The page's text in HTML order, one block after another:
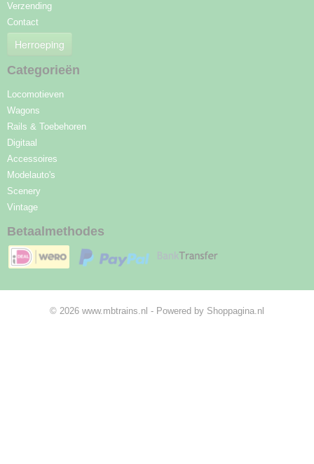
Verzending
Contact
Herroeping
Categorieën
Locomotieven
Wagons
Rails & Toebehoren
Digitaal
Accessoires
Modelauto's
Scenery
Vintage
Betaalmethodes
© 2026 www.mbtrains.nl - Powered by Shoppagina.nl